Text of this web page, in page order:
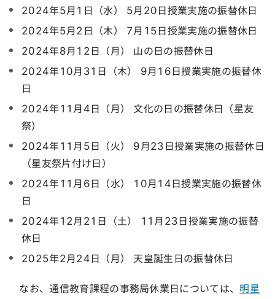
2024年5月1日（水） 5月20日授業実施の振替休日
2024年5月2日（木） 7月15日授業実施の振替休日
2024年8月12日（月） 山の日の振替休日
2024年10月31日（木） 9月16日授業実施の振替休
日
2024年11月4日（月） 文化の日の振替休日（星友
祭）
2024年11月5日（火） 9月23日授業実施の振替休日
（星友祭片付け日）
2024年11月6日（水） 10月14日授業実施の振替休
日
2024年12月21日（土） 11月23日授業実施の振替
休日
2025年2月24日（月） 天皇誕生日の振替休日
なお、通信教育課程の事務局休業日については、
明星